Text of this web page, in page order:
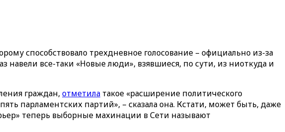
способствовало трехдневное голосование – официально из-за
навели все-таки «Новые люди», взявшиеся, по сути, из ниоткуда и
граждан, отметила такое «расширение политического
парламентских партий», – сказала она. Кстати, может быть, даже
теперь выборные махинации в Сети называют